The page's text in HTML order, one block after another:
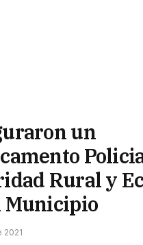
un
Rural y
Municipio
2021